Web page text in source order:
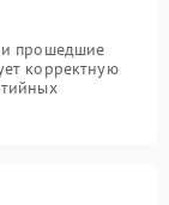
и прошедшие
корректную